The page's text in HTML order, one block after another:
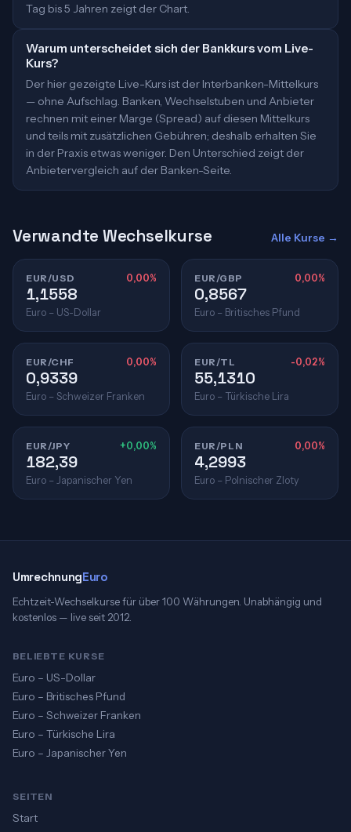
Tag bis 5 Jahren zeigt der Chart.
Warum unterscheidet sich der Bankkurs vom Live-
Kurs?
Der hier gezeigte Live-Kurs ist der Interbanken-Mittelkurs
— ohne Aufschlag. Banken, Wechselstuben und Anbieter
rechnen mit einer Marge (Spread) auf diesen Mittelkurs
und teils mit zusätzlichen Gebühren; deshalb erhalten Sie
in der Praxis etwas weniger. Den Unterschied zeigt der
Anbietervergleich auf der Banken-Seite.
Verwandte Wechselkurse Alle Kurse →
EUR/USD 0,00%
1,1558
Euro – US-Dollar
EUR/GBP 0,00%
0,8567
Euro – Britisches Pfund
EUR/CHF 0,00%
0,9339
Euro – Schweizer Franken
EUR/TL -0,02%
55,1310
Euro – Türkische Lira
EUR/JPY +0,00%
182,39
Euro – Japanischer Yen
EUR/PLN 0,00%
4,2993
Euro – Polnischer Zloty
UmrechnungEuro
Echtzeit-Wechselkurse für über 100 Währungen. Unabhängig und
kostenlos — live seit 2012.
BELIEBTE KURSE
Euro – US-Dollar
Euro – Britisches Pfund
Euro – Schweizer Franken
Euro – Türkische Lira
Euro – Japanischer Yen
SEITEN
Start